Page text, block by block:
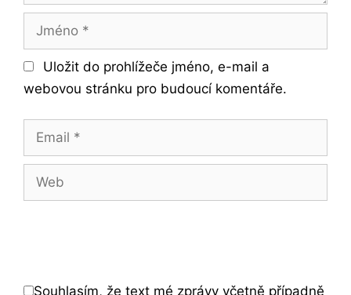
Jméno
Uložit do prohlížeče jméno, e-mail a
webovou stránku pro budoucí komentáře.
Email
Web
Souhlasím, že text mé zprávy včetně případně